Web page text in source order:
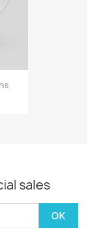
sales